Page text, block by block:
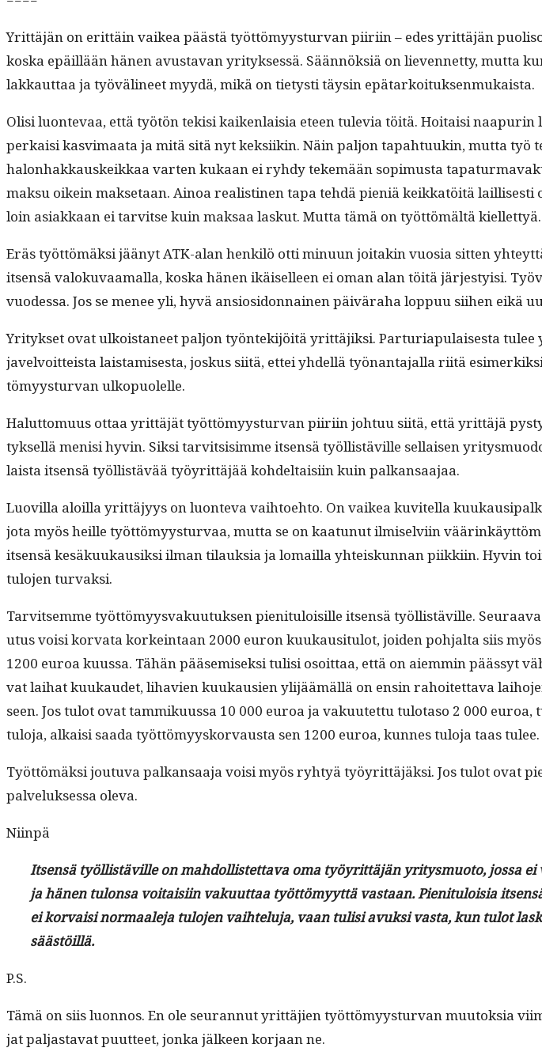
Yrit­täjän on erit­täin vaikea päästä työt­tömyys­tur­van piiri­in – edes yrit­täjän
kos­ka epäil­lään hänen avus­ta­van yri­tyk­sessä. Sään­nök­siä on lieven­net­ty, mut­ta
lakkaut­taa ja työvä­li­neet myy­dä, mikä on tietysti täysin epätarkoituksenmukaista.
Olisi luon­te­vaa, että työtön tek­isi kaiken­laisia eteen tule­via töitä. Hoitaisi
perkaisi kasvi­maa­ta ja mitä sitä nyt kek­si­ikin. Näin paljon tapah­tuukin, mut­ta työ
halon­hakkauskeikkaa varten kukaan ei ryhdy tekemään sopimus­ta
mak­su oikein mak­se­taan. Ain­oa real­isti­nen tapa tehdä pieniä keikkatöitä
loin asi­akkaan ei tarvitse kuin mak­saa laskut. Mut­ta tämä on työt­tömältä kiellettyä.
Eräs työt­tömäk­si jäänyt ATK-alan henkilö otti min­u­un joitakin vuosia sit­ten
itsen­sä val­oku­vaa­mal­la, kos­ka hänen ikäiselleen ei oman alan töitä järjesty­isi.
vuodessa. Jos se menee yli, hyvä ansiosi­don­nainen päivära­ha lop­puu siihen eikä
Yri­tyk­set ovat ulkois­ta­neet paljon työn­tek­i­jöitä yrit­täjik­si. Par­turi­a­pu­lais­es­ta
javelvoit­teista lais­tamis­es­ta, joskus siitä, ettei yhdel­lä työ­nan­ta­jal­la riitä
tömyys­tur­van ulkopuolelle.
Halut­to­muus ottaa yrit­täjät työt­tömyys­tur­van piiri­in johtuu siitä, että yrit­täjä
tyk­sel­lä menisi hyvin. Sik­si tarvit­sisimme itsen­sä työl­listäville sel­l­aisen
laista itsen­sä työl­listävää työyrit­täjää kohdeltaisi­in kuin palkansaajaa.
Luovil­la aloil­la yrit­täjyys on luon­te­va vai­h­toe­hto. On vaikea kuvitel­la
jo­ta myös heille työt­tömyys­tur­vaa, mut­ta se on kaatunut ilmi­selvi­in
itsen­sä kesäkuukausik­si ilman tilauk­sia ja lomail­la yhteiskun­nan piikki­in. Hyvin
tulo­jen turvaksi.
Tarvit­semme työt­tömyys­vaku­u­tuk­sen pien­i­t­u­loisille itsen­sä työl­listäville.
u­tus voisi kor­va­ta korkein­taan 2000 euron kuukausi­t­u­lot, joiden poh­jal­ta siis
1200 euroa kuus­sa. Tähän pääsemisek­si tulisi osoit­taa, että on aiem­min
vat lai­hat kuukaudet, lihavien kuukausien yli­jäämäl­lä on ensin rahoitet­ta­va
seen. Jos tulot ovat tam­miku­us­sa 10 000 euroa ja vaku­utet­tu tulota­so 2 000
tulo­ja, alka­isi saa­da työt­tömyysko­r­vaus­ta sen 1200 euroa, kunnes tulo­ja taas
Työt­tömäk­si joutu­va palka­nsaa­ja voisi myös ryhtyä työyrit­täjäk­si. Jos tulot ovat
palveluk­ses­sa oleva.
Niin­pä
Itsen­sä työl­listäville on mah­dol­lis­tet­ta­va oma työyrit­täjän yri­tys­muo­to, jos­sa
ja hänen tulon­sa voitaisi­in vaku­ut­taa työt­tömyyt­tä vas­taan. Pien­i­t­u­loisia
ei kor­vaisi nor­maale­ja tulo­jen vai­htelu­ja, vaan tulisi avuk­si vas­ta, kun tulot
säästöillä.
P.S.
Tämä on siis luon­nos. En ole seu­ran­nut yrit­täjien työt­tömyys­tur­van muu­tok­sia
jat pal­jas­ta­vat puut­teet, jon­ka jäl­keen kor­jaan ne.